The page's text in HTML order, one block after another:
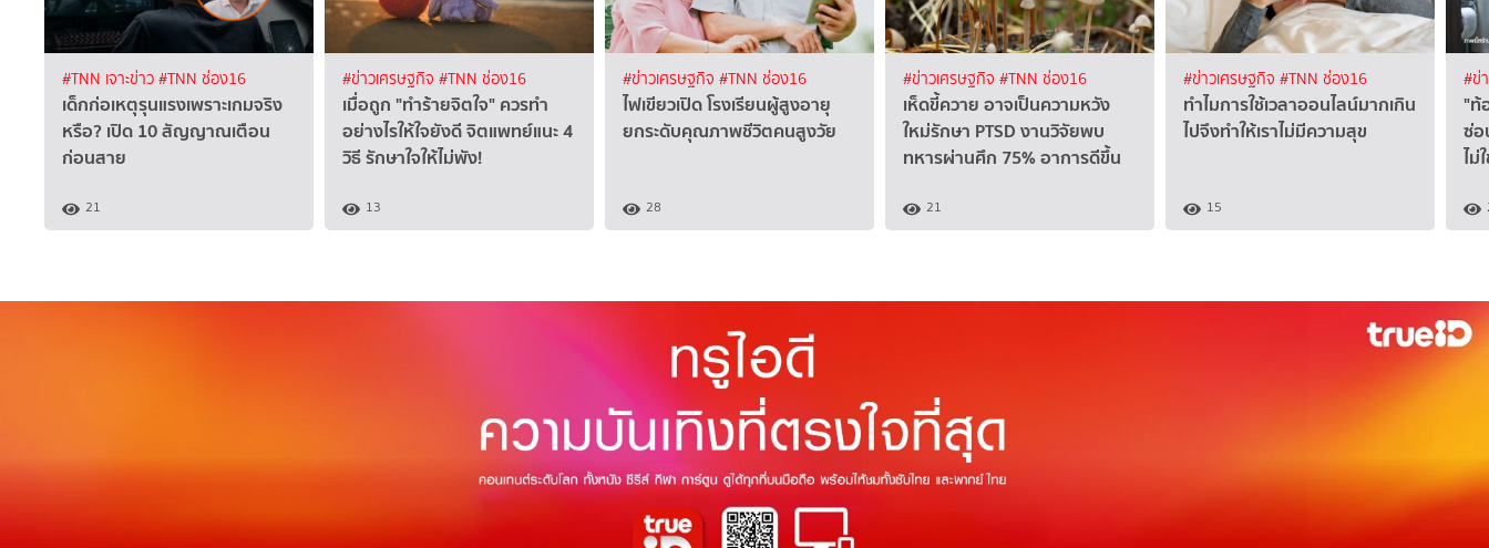
#TNN เจาะข่าว#TNN ช่อง16
เด็กก่อเหตุรุนแรงเพราะเกมจริง
หรือ? เปิด 10 สัญญาณเตือน
ก่อนสาย
21
#ข่าวเศรษฐกิจ #TNN ช่อง16
เมื่อถูก "ทำร้ายจิตใจ" ควรทำ
อย่างไรให้ใจยังดี จิตแพทย์แนะ 4
วิธี รักษาใจให้ไม่พัง!
13
#ข่าวเศรษฐกิจ #TNN ช่อง16
ไฟเขียวเปิด โรงเรียนผู้สูงอายุ
ยกระดับคุณภาพชีวิตคนสูงวัย
28
#ข่าวเศรษฐกิจ #TNN ช่อง16
เห็ดขี้ควาย อาจเป็นความหวัง
ใหม่รักษา PTSD งานวิจัยพบ
ทหารผ่านศึก 75% อาการดีขึ้น
21
#ข่าวเศรษฐกิจ #TNN ช่อง16
ทำไมการใช้เวลาออนไลน์มากเกิน
ไปจึงทำให้เราไม่มีความสุข
15
#ข่
"ท้
ซ่
ไม่